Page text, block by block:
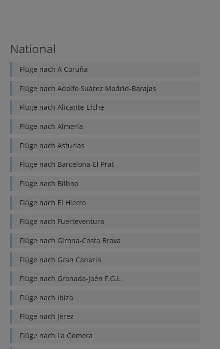
National
Flüge nach A Coruña
Flüge nach Adolfo Suárez Madrid-Barajas
Flüge nach Alicante-Elche
Flüge nach Almería
Flüge nach Asturias
Flüge nach Barcelona-El Prat
Flüge nach Bilbao
Flüge nach El Hierro
Flüge nach Fuerteventura
Flüge nach Girona-Costa Brava
Flüge nach Gran Canaria
Flüge nach Granada-Jaén F.G.L.
Flüge nach Ibiza
Flüge nach Jerez
Flüge nach La Gomera